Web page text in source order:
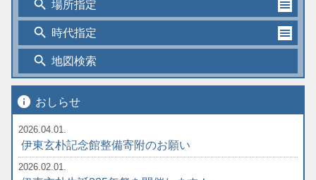
search 場所指定
search 時代指定
search 地図検索
info おしらせ
2026.04.01.
伊東玄朴記念館整備寄附のお願い
2026.02.01.